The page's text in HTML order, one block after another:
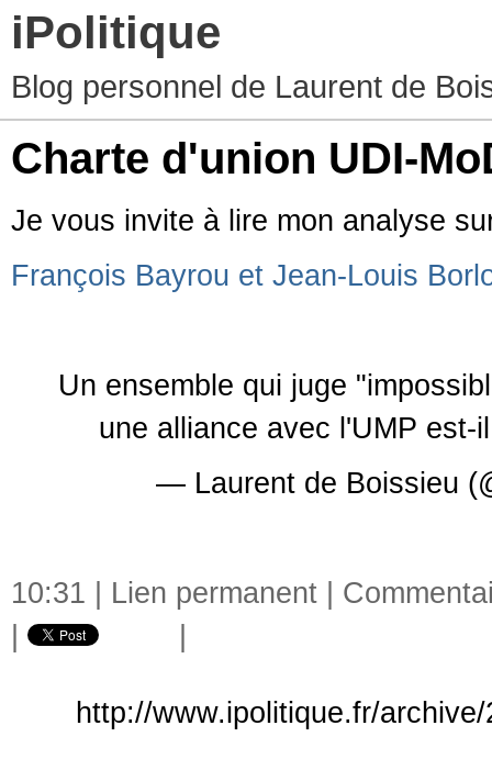
iPolitique
Blog personnel de Laurent de
Charte d'union UDI-
Je vous invite à lire mon analyse
François Bayrou et Jean-Louis
Un ensemble qui juge
une alliance avec l'UMP est-
— Laurent de Boissieu
10:31 | Lien permanent
http://www.ipolitique.fr/